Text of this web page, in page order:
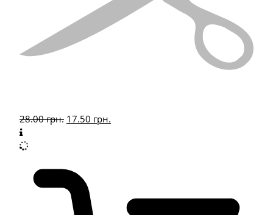
28.00грн. 17.50 грн.